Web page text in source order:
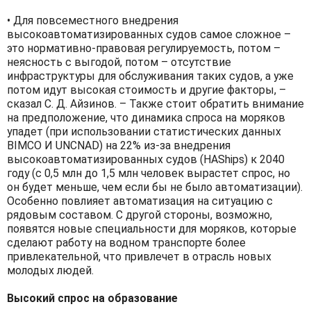
• Для повсеместного внедрения
высокоавтоматизированных судов самое сложное –
это нормативно-правовая регулируемость, потом –
неясность с выгодой, потом – отсутствие
инфраструктуры для обслуживания таких судов, а уже
потом идут высокая стоимость и другие факторы, –
сказал С. Д. Айзинов. – Также стоит обратить внимание
на предположение, что динамика спроса на моряков
упадет (при использовании статистических данных
BIMCO И UNCNAD) на 22% из-за внедрения
высокоавтоматизированных судов (HAShips) к 2040
году (с 0,5 млн до 1,5 млн человек вырастет спрос, но
он будет меньше, чем если бы не было автоматизации).
Особенно повлияет автоматизация на ситуацию с
рядовым составом. С другой стороны, возможно,
появятся новые специальности для моряков, которые
сделают работу на водном транспорте более
привлекательной, что привлечет в отрасль новых
молодых людей.
Высокий спрос на образование